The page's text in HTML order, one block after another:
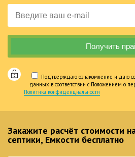
Подтверждаю ознакомление и даю
данных в соответствии с Положением о
Политика конфиденциальности
Закажите расчёт стоимости
септики, Емкости бесплатно